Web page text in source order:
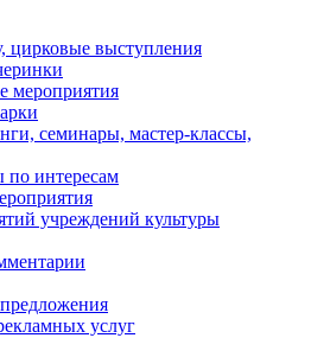
цирковые выступления
мероприятия
семинары, мастер-классы,
по интересам
учреждений культуры
услуг